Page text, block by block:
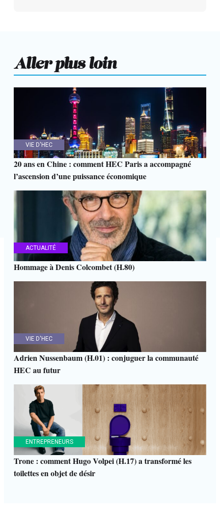
Aller plus loin
VIE D'HEC
20 ans en Chine : comment HEC Paris a accompagné
l’ascension d’une puissance économique
ACTUALITÉ
Hommage à Denis Colcombet (H.80)
VIE D'HEC
Adrien Nussenbaum (H.01) : conjuguer la communauté
HEC au futur
ENTREPRENEURS
Trone : comment Hugo Volpei (H.17) a transformé les
toilettes en objet de désir